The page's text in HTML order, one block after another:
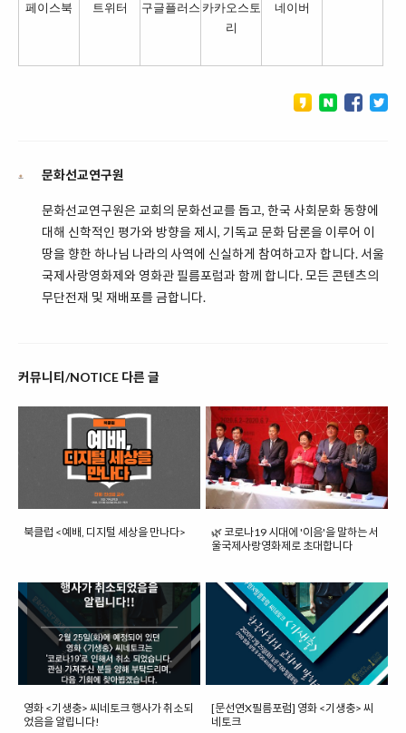
페이스북 트위터 구글플러스 카카오스토
리
네이버
문화선교연구원
문화선교연구원은 교회의 문화선교를 돕고, 한국 사회문화 동향에
대해 신학적인 평가와 방향을 제시, 기독교 문화 담론을 이루어 이
땅을 향한 하나님 나라의 사역에 신실하게 참여하고자 합니다. 서울
국제사랑영화제와 영화관 필름포럼과 함께 합니다. 모든 콘텐츠의
무단전재 및 재배포를 금합니다.
커뮤니티/NOTICE 다른 글
북클럽 <예배, 디지털 세상을 만나다>
🌿 코로나19 시대에 '이음'을 말하는 서
울국제사랑영화제로 초대합니다
영화 <기생충> 씨네토크 행사가 취소되
었음을 알립니다!
[문선연X필름포럼] 영화 <기생충> 씨
네토크